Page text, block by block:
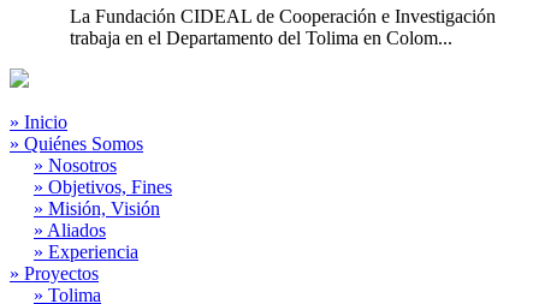
La Fundación CIDEAL de Cooperación e Investigación
trabaja en el Departamento del Tolima en Colom...
» Inicio
» Quiénes Somos
» Nosotros
» Objetivos, Fines
» Misión, Visión
» Aliados
» Experiencia
» Proyectos
» Tolima